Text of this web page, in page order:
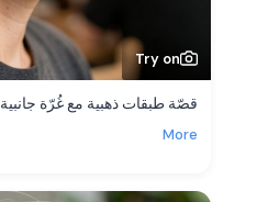
Try on
قصّة طبقات ذهبية مع غُرّة جانبية
More